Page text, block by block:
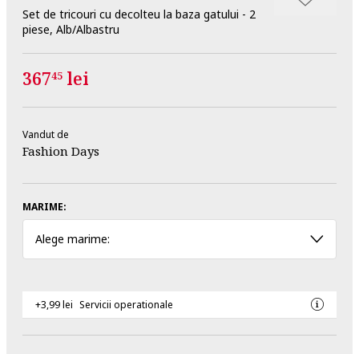
Set de tricouri cu decolteu la baza gatului - 2
piese, Alb/Albastru
36745 lei
Vandut de
Fashion Days
MARIME:
Alege marime:
+3,99 lei Servicii operationale